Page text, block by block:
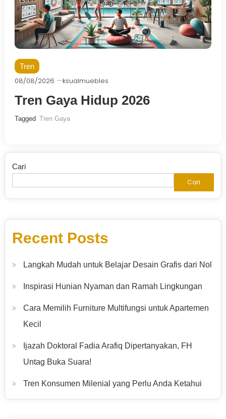
Tren
08/08/2026 ksualmuebles
Tren Gaya Hidup 2026
Tagged Tren Gaya
Cari
Cari
Recent Posts
Langkah Mudah untuk Belajar Desain Grafis dari Nol
Inspirasi Hunian Nyaman dan Ramah Lingkungan
Cara Memilih Furniture Multifungsi untuk Apartemen
Kecil
Ijazah Doktoral Fadia Arafiq Dipertanyakan, FH
Untag Buka Suara!
Tren Konsumen Milenial yang Perlu Anda Ketahui